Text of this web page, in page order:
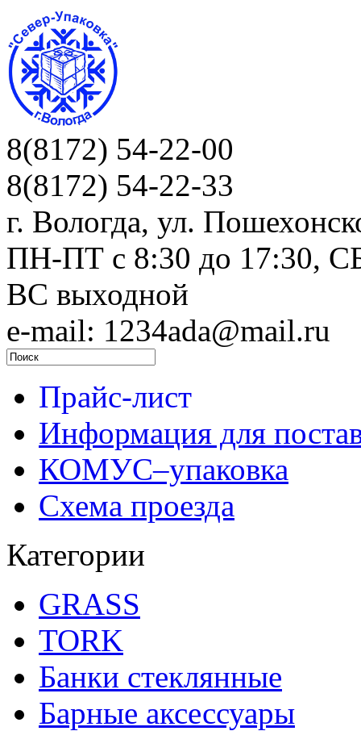
8(8172) 54-22-00
8(8172) 54-22-33
г. Вологда, ул.
ПН-ПТ c 8:30 до 17:30,
ВС выходной
e-mail: 1234ada@mail.ru
Прайс-лист
Информация для
КОМУС–упаковка
Схема проезда
Категории
GRASS
TORK
Банки стеклянные
Барные аксессуары